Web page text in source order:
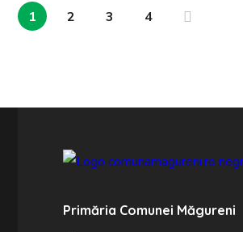
1 2 3 4
Primăria Comunei Măgureni